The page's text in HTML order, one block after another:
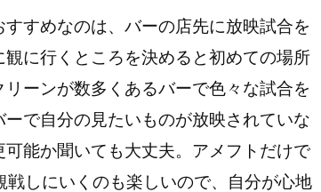
すめなのは、バーの店先に放映試合を
に行くところを決めると初めての場所
ーンが数多くあるバーで色々な試合を
で自分の見たいものが放映されていな
能か聞いても大丈夫。アメフトだけで
しにいくのも楽しいので、自分が心地